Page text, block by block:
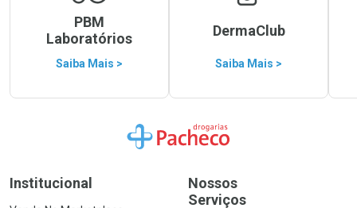
PBM
Laboratórios
Saiba Mais >
DermaClub
Saiba Mais >
Ir para a Home
Institucional
Nossos
Serviços